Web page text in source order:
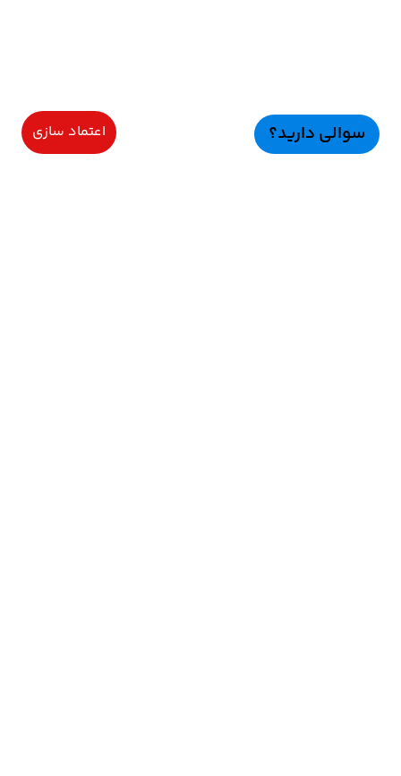
سوالی دارید؟ اعتماد سازی